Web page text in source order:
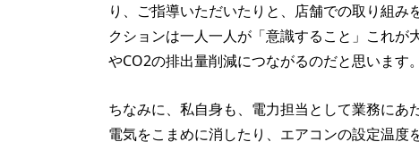
り、ご指導いただいたりと、店舗での取り組
クションは一人一人が「意識すること」これ
やCO2の排出量削減につながるのだと思います。
ちなみに、私自身も、電力担当として業務に
電気をこまめに消したり、エアコンの設定温度